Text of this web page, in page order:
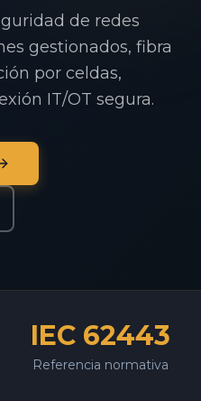
de redes
gestionados, fibra
por celdas,
IT/OT segura.
IEC 62443
Referencia normativa